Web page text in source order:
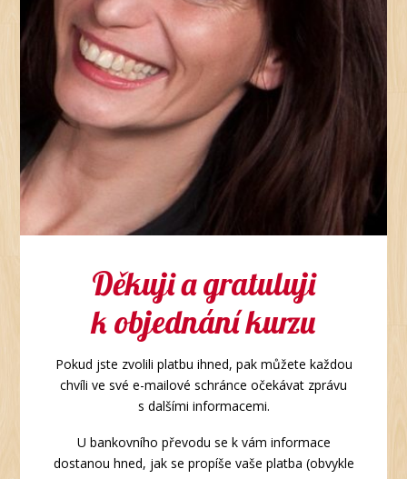
Děkuji a gratuluji
k objednání kurzu
Pokud jste zvolili platbu ihned, pak můžete každou
chvíli ve své e-mailové schránce očekávat zprávu
s dalšími informacemi.
U bankovního převodu se k vám informace
dostanou hned, jak se propíše vaše platba (obvykle